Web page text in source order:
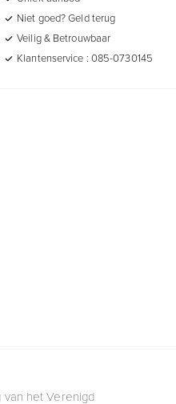
Niet goed? Geld terug
Veilig & Betrouwbaar
Klantenservice : 085-0730145
van het Verenigd